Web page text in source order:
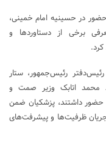
صبح امروز شنبه (۶ بهمن ۱۴۰۳) با حضور در حسینیه امام خمینی،
برخی از دستاوردها و
رئیس‌جمهور، ستار
محمد اتابک وزیر صمت و
داشتند، پزشکیان ضمن
ظرفیت‌ها و پیشرفت‌های